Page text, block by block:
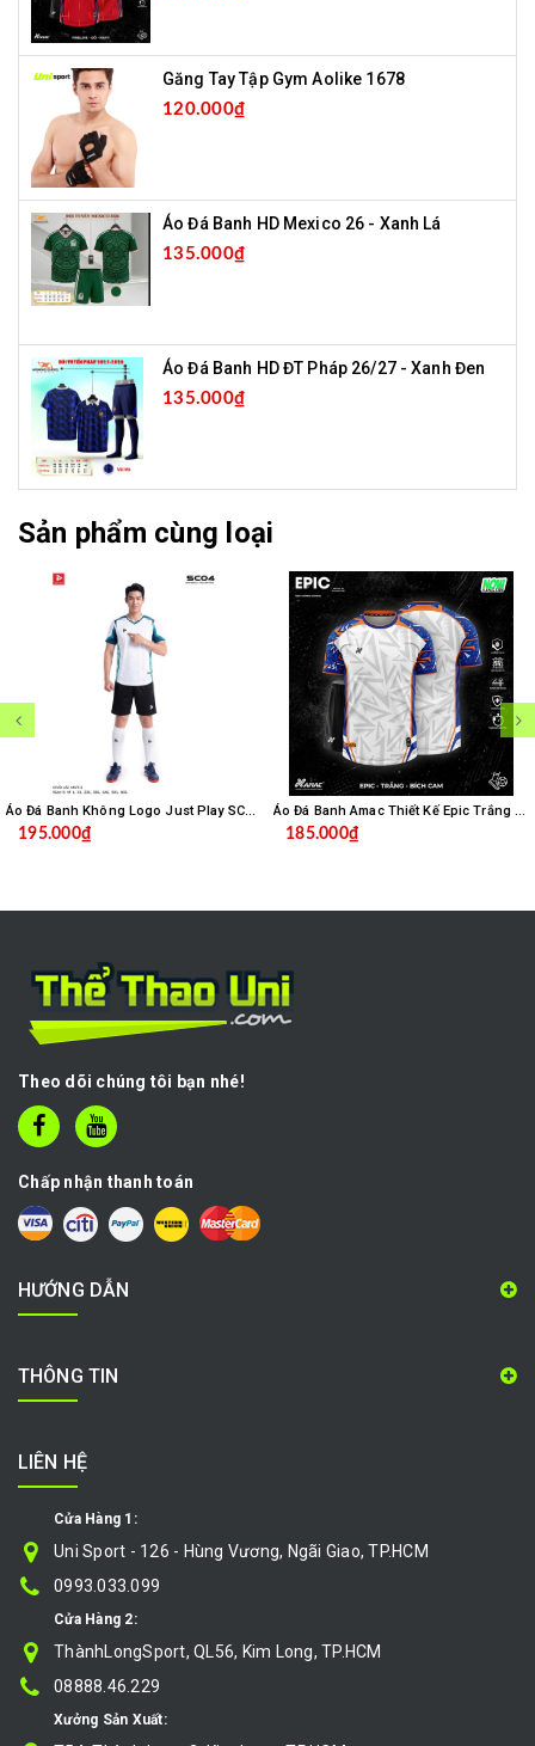
Găng Tay Tập Gym Aolike 1678
120.000₫
Áo Đá Banh HD Mexico 26 - Xanh Lá
135.000₫
Áo Đá Banh HD ĐT Pháp 26/27 - Xanh Đen
135.000₫
Sản phẩm cùng loại
Áo Đá Banh Không Logo Just Play SC04 - Trắng
195.000₫
Áo Đá Banh Amac Thiết Kế Epic Trắng Bích
185.000₫
Theo dõi chúng tôi bạn nhé!
Chấp nhận thanh toán
HƯỚNG DẪN
THÔNG TIN
LIÊN HỆ
Cửa Hàng 1:
Uni Sport - 126 - Hùng Vương, Ngãi Giao, TP.HCM
0993.033.099
Cửa Hàng 2:
ThànhLongSport, QL56, Kim Long, TP.HCM
08888.46.229
Xưởng Sản Xuất: